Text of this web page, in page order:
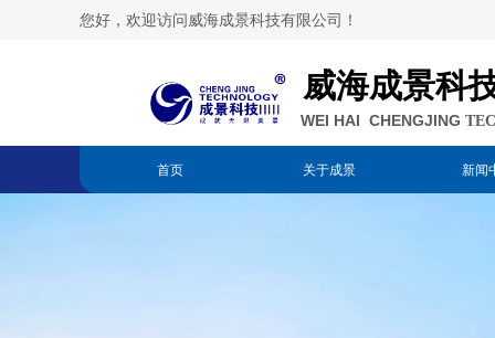
您好，欢迎访问威海成景科技有限公司！
威海成景科
WEI HAI CHENGJING
首页 关于成景 新闻